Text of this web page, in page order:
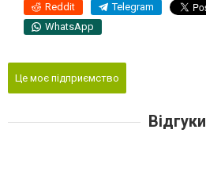
Reddit Telegram
WhatsApp
Це моє підприємство
Відгуки